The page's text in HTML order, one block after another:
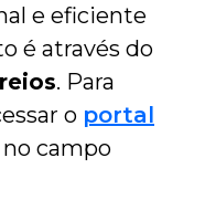
e eficiente
é através do
. Para
o portal
campo